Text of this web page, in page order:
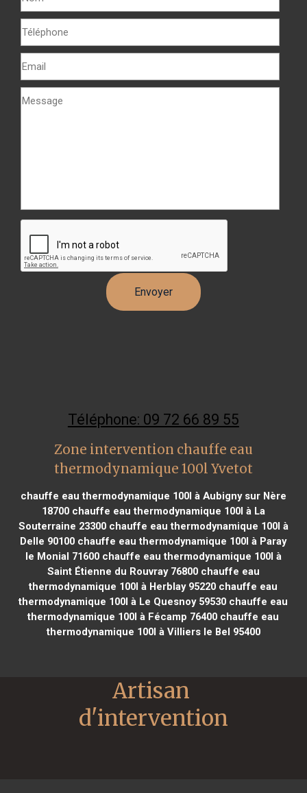
Téléphone: 09 72 66 89 55
Zone intervention chauffe eau
thermodynamique 100l Yvetot
chauffe eau thermodynamique 100l à Aubigny sur Nère
18700chauffe eau thermodynamique 100l à La
Souterraine 23300chauffe eau thermodynamique 100l à
Delle 90100 chauffe eau thermodynamique 100l à Paray
le Monial 71600chauffe eau thermodynamique 100l à
Saint Étienne du Rouvray 76800chauffe eau
thermodynamique 100l à Herblay 95220 chauffe eau
thermodynamique 100l à Le Quesnoy 59530 chauffe eau
thermodynamique 100l à Fécamp 76400 chauffe eau
thermodynamique 100l à Villiers le Bel 95400
Artisan
d'intervention